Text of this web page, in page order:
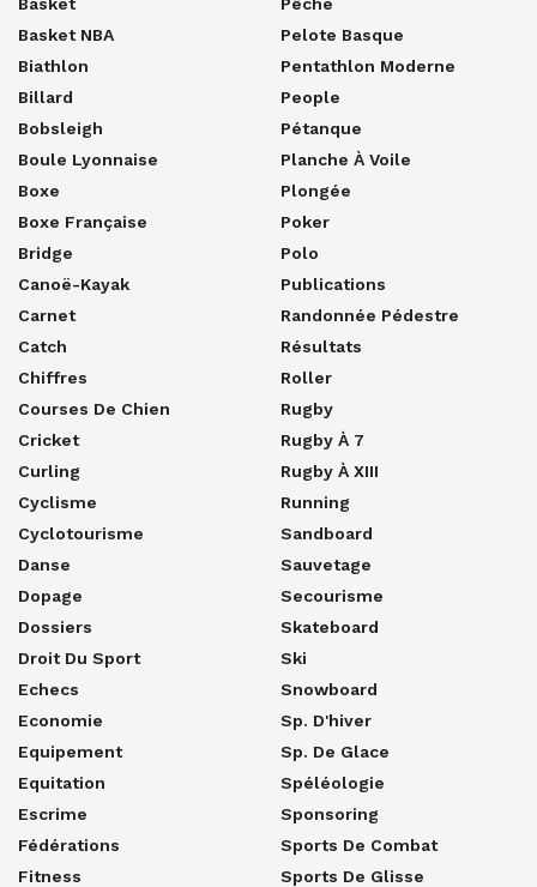
Basket NBA
Biathlon
Billard
Bobsleigh
Boule Lyonnaise
Boxe
Boxe Française
Bridge
Canoë-Kayak
Carnet
Catch
Chiffres
Courses De Chien
Cricket
Curling
Cyclisme
Cyclotourisme
Danse
Dopage
Dossiers
Droit Du Sport
Echecs
Economie
Equipement
Equitation
Escrime
Fédérations
Fitness
Pelote Basque
Pentathlon Moderne
People
Pétanque
Planche À Voile
Plongée
Poker
Polo
Publications
Randonnée Pédestre
Résultats
Roller
Rugby
Rugby À 7
Rugby À XIII
Running
Sandboard
Sauvetage
Secourisme
Skateboard
Ski
Snowboard
Sp. D'hiver
Sp. De Glace
Spéléologie
Sponsoring
Sports De Combat
Sports De Glisse